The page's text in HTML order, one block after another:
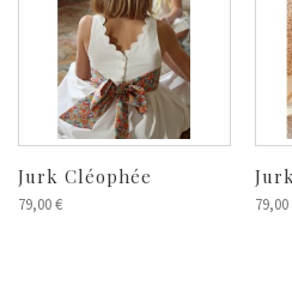
Jurk Cléophée
79,00 € 79,00